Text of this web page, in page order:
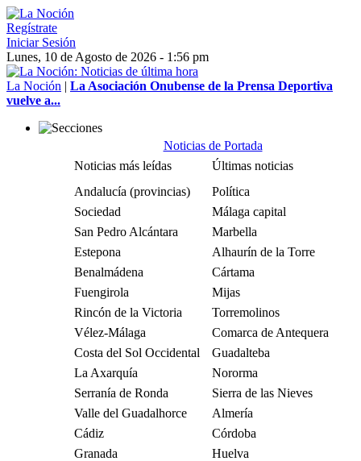
Regístrate
Iniciar Sesión
Lunes, 10 de Agosto de 2026 - 1:56 pm
La Noción | La Asociación Onubense de la Prensa Deportiva
vuelve a...
Noticias de Portada
Noticias más leídas
Últimas noticias
Andalucía (provincias)
Política
Sociedad
Málaga capital
San Pedro Alcántara
Marbella
Estepona
Alhaurín de la Torre
Benalmádena
Cártama
Fuengirola
Mijas
Rincón de la Victoria
Torremolinos
Vélez-Málaga
Comarca de Antequera
Costa del Sol Occidental
Guadalteba
La Axarquía
Nororma
Serranía de Ronda
Sierra de las Nieves
Valle del Guadalhorce
Almería
Cádiz
Córdoba
Granada
Huelva